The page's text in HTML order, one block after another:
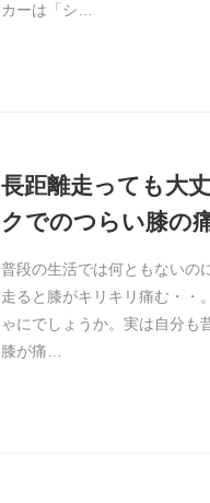
カーは「シ…
長距離走っても大
クでのつらい膝の
普段の生活では何ともないの
走ると膝がキリキリ痛む・・
ゃにでしょうか。実は自分も
膝が痛…